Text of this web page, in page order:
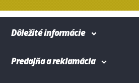
Dôležité informácie
Predajňa a reklamácia